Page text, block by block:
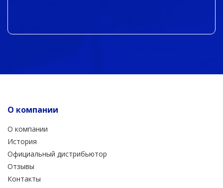
О компании
О компании
История
Официальный дистрибьютор
Отзывы
Контакты